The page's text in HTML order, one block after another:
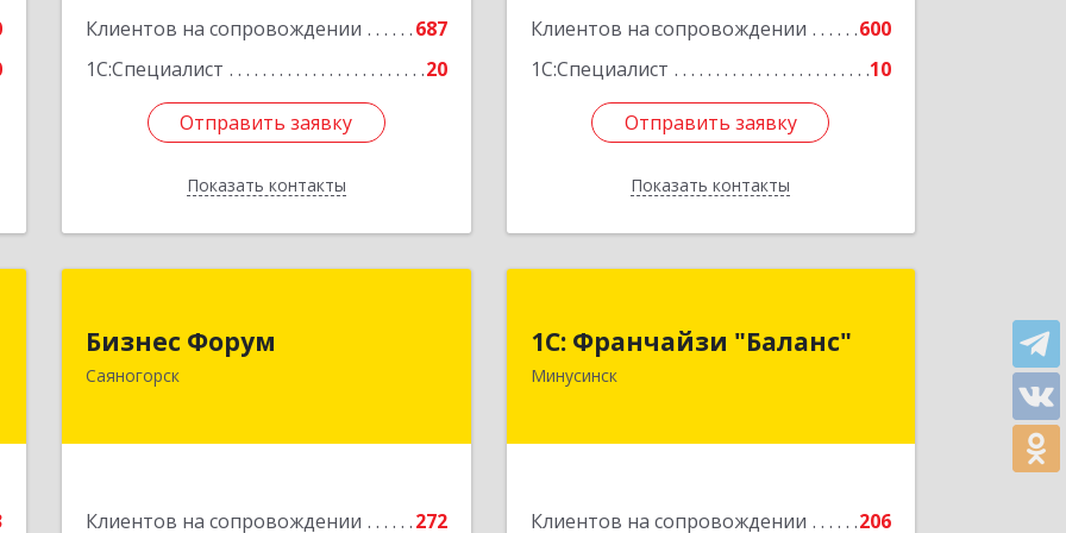
Клиентов на сопровождении
687
1С:Специалист
20
Отправить заявку
Показать контакты
Отправить заявку
Назад
Клиентов на сопровождении
600
1С:Специалист
10
Отправить заявку
Показать контакты
Отправить заявку
Назад
Бизнес Форум
Саяногорск
Клиентов на сопровождении
272
655603, Хакасия Респ, Саяногорск г,
Советский мкр, дом № 2, кв.262
Подробнее
1С: Франчайзи "Баланс"
Минусинск
Клиентов на сопровождении 206
Минусинск г, Абаканская ул, дом №